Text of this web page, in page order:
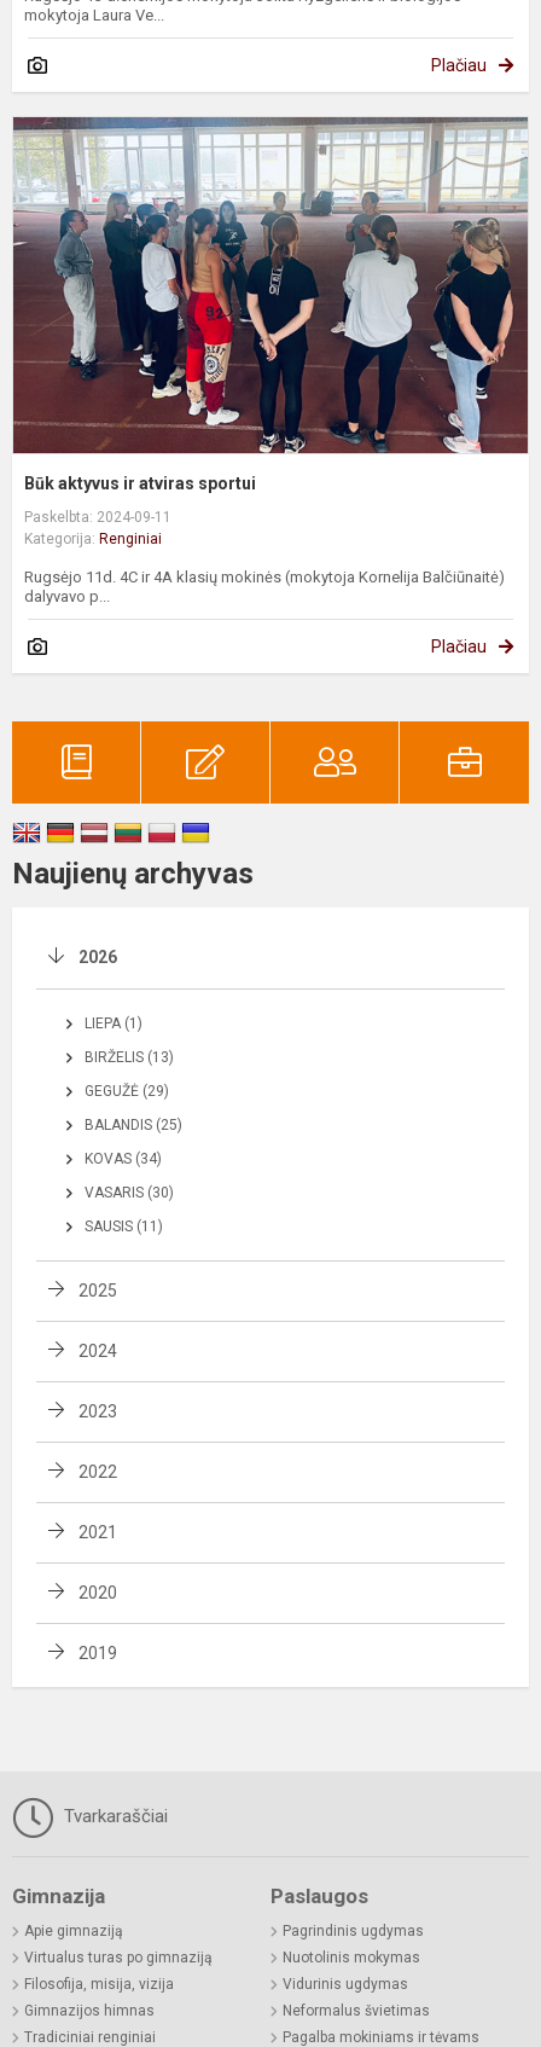
mokytoja Laura Ve...
Plačiau
Būk aktyvus ir atviras sportui
Paskelbta: 2024-09-11
Kategorija: Renginiai
Rugsėjo 11d. 4C ir 4A klasių mokinės (mokytoja Kornelija Balčiūnaitė)
dalyvavo p...
Plačiau
Naujienų archyvas
2026
LIEPA (1)
BIRŽELIS (13)
GEGUŽĖ (29)
BALANDIS (25)
KOVAS (34)
VASARIS (30)
SAUSIS (11)
2025
2024
2023
2022
2021
2020
2019
Tvarkaraščiai
Gimnazija
Apie gimnaziją
Virtualus turas po gimnaziją
Filosofija, misija, vizija
Gimnazijos himnas
Tradiciniai renginiai
Paslaugos
Pagrindinis ugdymas
Nuotolinis mokymas
Vidurinis ugdymas
Neformalus švietimas
Pagalba mokiniams ir tėvams